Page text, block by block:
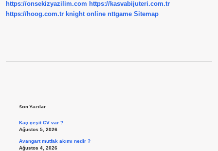
https://onsekizyazilim.com https://kasvabijuteri.com.tr
https://hoog.com.tr knight online nttgame Sitemap
Son Yazılar
Kaç çeşit CV var ?
Ağustos 5, 2026
Avangart mutfak akımı nedir ?
Ağustos 4, 2026